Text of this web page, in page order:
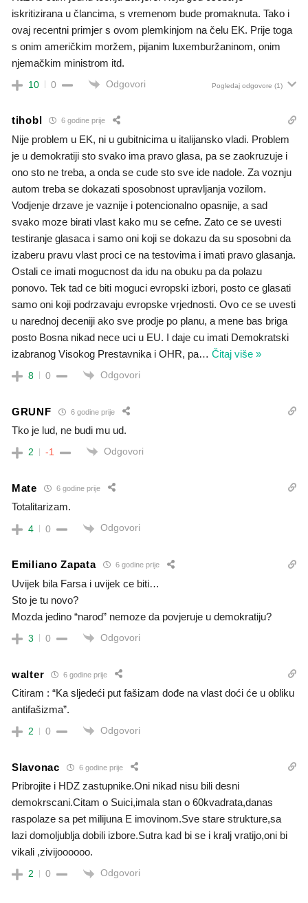
iskritizirana u člancima, s vremenom bude promaknuta. Tako i
ovaj recentni primjer s ovom plemkinjom na čelu EK. Prije toga
s onim američkim moržem, pijanim luxemburžaninom, onim
njemačkim ministrom itd.
10 0 Odgovori Pogledaj odgovore (1)
tihobl 6 godine prije
Nije problem u EK, ni u gubitnicima u italijansko vladi. Problem
je u demokratiji sto svako ima pravo glasa, pa se zaokruzuje i
ono sto ne treba, a onda se cude sto sve ide nadole. Za voznju
autom treba se dokazati sposobnost upravljanja vozilom.
Vodjenje drzave je vaznije i potencionalno opasnije, a sad
svako moze birati vlast kako mu se cefne. Zato ce se uvesti
testiranje glasaca i samo oni koji se dokazu da su sposobni da
izaberu pravu vlast proci ce na testovima i imati pravo glasanja.
Ostali ce imati mogucnost da idu na obuku pa da polazu
ponovo. Tek tad ce biti moguci evropski izbori, posto ce glasati
samo oni koji podrzavaju evropske vrjednosti. Ovo ce se uvesti
u narednoj deceniji ako sve prodje po planu, a mene bas briga
posto Bosna nikad nece uci u EU. I daje cu imati Demokratski
izabranog Visokog Prestavnika i OHR, pa… Čitaj više »
8 0 Odgovori
GRUNF 6 godine prije
Tko je lud, ne budi mu ud.
2 -1 Odgovori
Mate 6 godine prije
Totalitarizam.
4 0 Odgovori
Emiliano Zapata 6 godine prije
Uvijek bila Farsa i uvijek ce biti…
Sto je tu novo?
Mozda jedino “narod” nemoze da povjeruje u demokratiju?
3 0 Odgovori
walter 6 godine prije
Citiram : “Ka sljedeći put fašizam dođe na vlast doći će u obliku
antifašizma”.
2 0 Odgovori
Slavonac 6 godine prije
Pribrojite i HDZ zastupnike.Oni nikad nisu bili desni
demokrscani.Citam o Suici,imala stan o 60kvadrata,danas
raspolaze sa pet milijuna E imovinom.Sve stare strukture,sa
lazi domoljublja dobili izbore.Sutra kad bi se i kralj vratijo,oni bi
vikali ,zivijoooooo.
2 0 Odgovori